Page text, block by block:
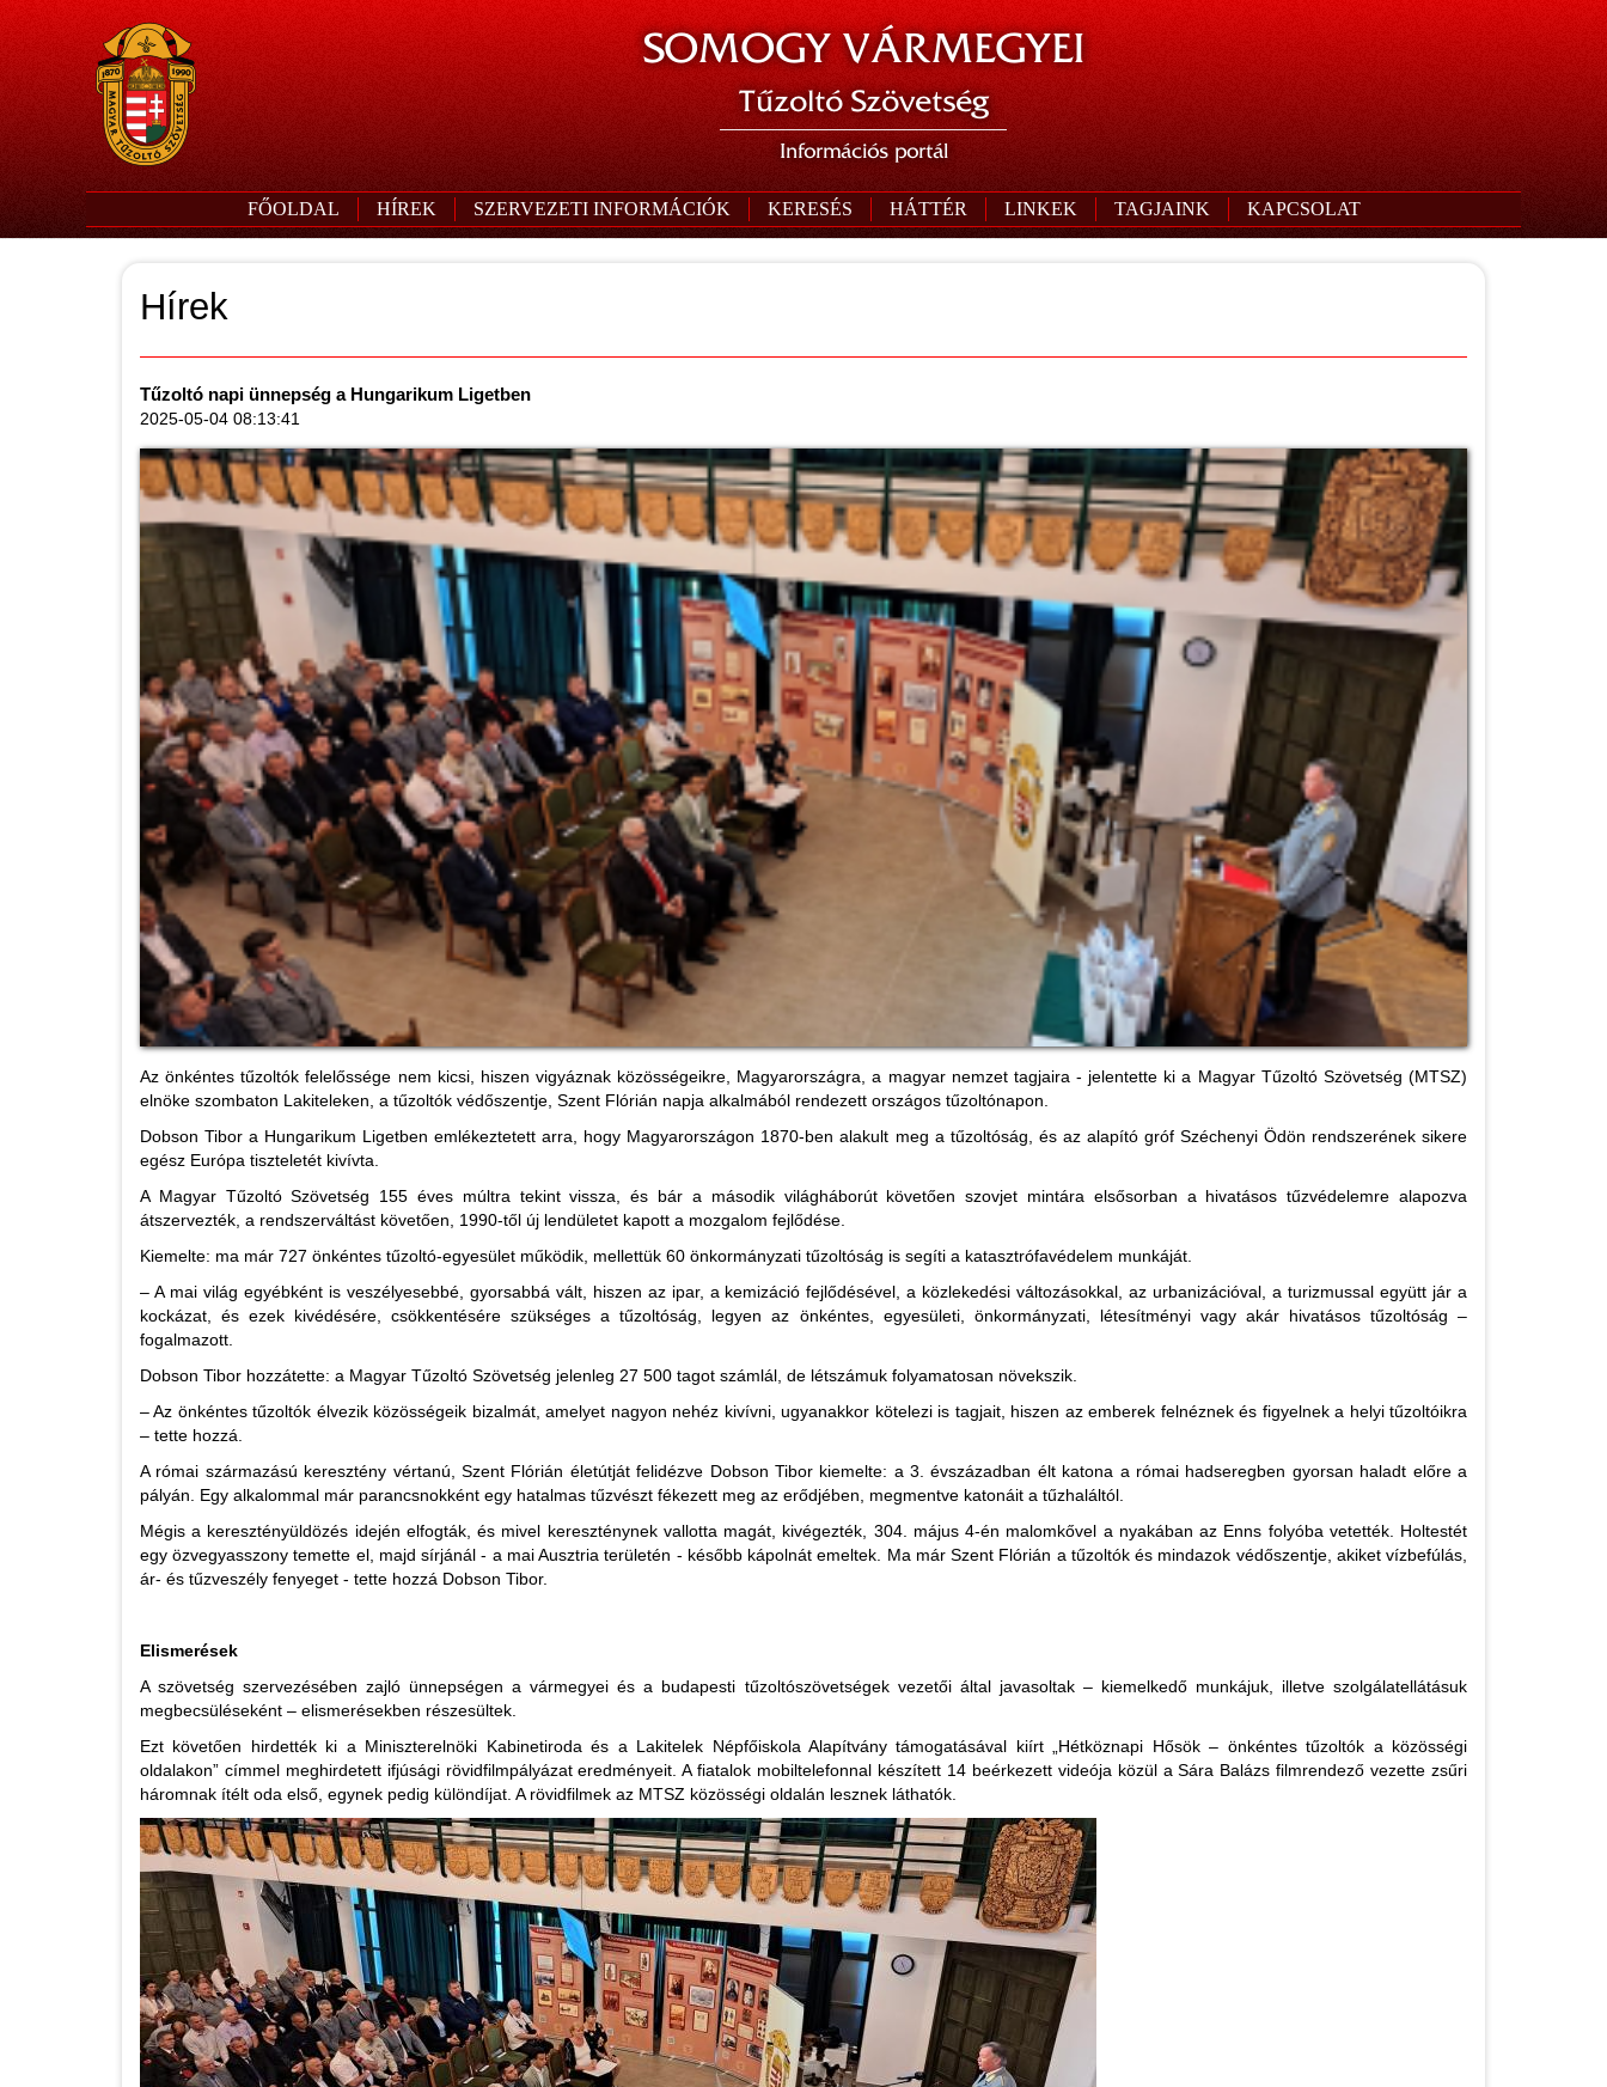
SOMOGY VÁRMEGYEI
Tűzoltó Szövetség
Információs portál
FŐOLDAL HÍREK SZERVEZETI INFORMÁCIÓK KERESÉS HÁTTÉR LINKEK TAGJAINK KAPCSOLAT
Hírek
Tűzoltó napi ünnepség a Hungarikum Ligetben
2025-05-04 08:13:41
Az önkéntes tűzoltók felelőssége nem kicsi, hiszen vigyáznak közösségeikre, Magyarországra, a magyar nemzet tagjaira - jelentette ki a Magyar Tűzoltó Szövetség (MTSZ)
elnöke szombaton Lakiteleken, a tűzoltók védőszentje, Szent Flórián napja alkalmából rendezett országos tűzoltónapon.
Dobson Tibor a Hungarikum Ligetben emlékeztetett arra, hogy Magyarországon 1870-ben alakult meg a tűzoltóság, és az alapító gróf Széchenyi Ödön rendszerének sikere
egész Európa tiszteletét kivívta.
A Magyar Tűzoltó Szövetség 155 éves múltra tekint vissza, és bár a második világháborút követően szovjet mintára elsősorban a hivatásos tűzvédelemre alapozva
átszervezték, a rendszerváltást követően, 1990-től új lendületet kapott a mozgalom fejlődése.
Kiemelte: ma már 727 önkéntes tűzoltó-egyesület működik, mellettük 60 önkormányzati tűzoltóság is segíti a katasztrófavédelem munkáját.
– A mai világ egyébként is veszélyesebbé, gyorsabbá vált, hiszen az ipar, a kemizáció fejlődésével, a közlekedési változásokkal, az urbanizációval, a turizmussal együtt jár a
kockázat, és ezek kivédésére, csökkentésére szükséges a tűzoltóság, legyen az önkéntes, egyesületi, önkormányzati, létesítményi vagy akár hivatásos tűzoltóság –
fogalmazott.
Dobson Tibor hozzátette: a Magyar Tűzoltó Szövetség jelenleg 27 500 tagot számlál, de létszámuk folyamatosan növekszik.
– Az önkéntes tűzoltók élvezik közösségeik bizalmát, amelyet nagyon nehéz kivívni, ugyanakkor kötelezi is tagjait, hiszen az emberek felnéznek és figyelnek a helyi tűzoltóikra
– tette hozzá.
A római származású keresztény vértanú, Szent Flórián életútját felidézve Dobson Tibor kiemelte: a 3. évszázadban élt katona a római hadseregben gyorsan haladt előre a
pályán. Egy alkalommal már parancsnokként egy hatalmas tűzvészt fékezett meg az erődjében, megmentve katonáit a tűzhaláltól.
Mégis a keresztényüldözés idején elfogták, és mivel kereszténynek vallotta magát, kivégezték, 304. május 4-én malomkővel a nyakában az Enns folyóba vetették. Holtestét
egy özvegyasszony temette el, majd sírjánál - a mai Ausztria területén - később kápolnát emeltek. Ma már Szent Flórián a tűzoltók és mindazok védőszentje, akiket vízbefúlás,
ár- és tűzveszély fenyeget - tette hozzá Dobson Tibor.
Elismerések
A szövetség szervezésében zajló ünnepségen a vármegyei és a budapesti tűzoltószövetségek vezetői által javasoltak – kiemelkedő munkájuk, illetve szolgálatellátásuk
megbecsüléseként – elismerésekben részesültek.
Ezt követően hirdették ki a Miniszterelnöki Kabinetiroda és a Lakitelek Népfőiskola Alapítvány támogatásával kiírt „Hétköznapi Hősök – önkéntes tűzoltók a közösségi
oldalakon” címmel meghirdetett ifjúsági rövidfilmpályázat eredményeit. A fiatalok mobiltelefonnal készített 14 beérkezett videója közül a Sára Balázs filmrendező vezette zsűri
háromnak ítélt oda első, egynek pedig különdíjat. A rövidfilmek az MTSZ közösségi oldalán lesznek láthatók.